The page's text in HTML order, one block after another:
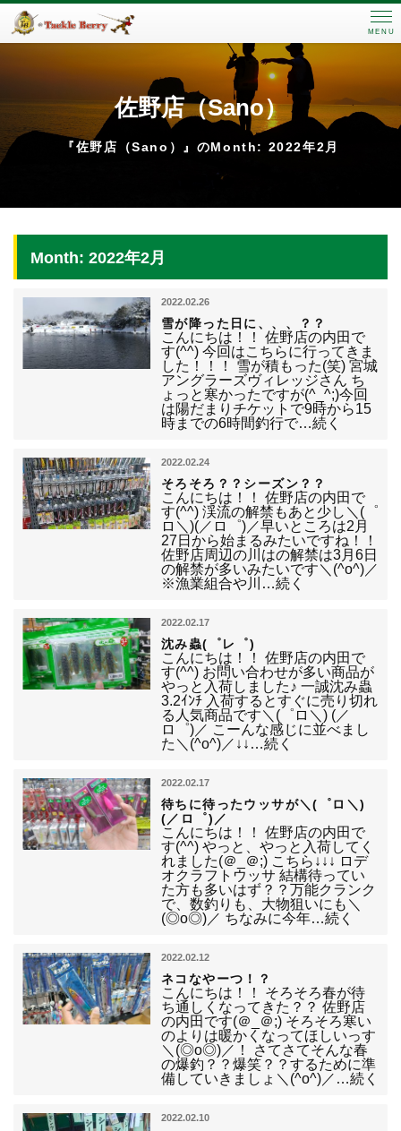
MENU
佐野店（Sano）
『佐野店（Sano）』のMonth: 2022年2月
Month: 2022年2月
2022.02.26
雪が降った日に、、、？？
こんにちは！！ 佐野店の内田で
す(^^) 今回はこちらに行ってきま
した！！！ 雪が積もった(笑) 宮城
アングラーズヴィレッジさん ち
ょっと寒かったですが(^_^;)今回
は陽だまりチケットで9時から15
時までの6時間釣行で…続く
2022.02.24
そろそろ？？シーズン？？
こんにちは！！ 佐野店の内田で
す(^^) 渓流の解禁もあと少し＼(゜
ロ＼)(／ロ゜)／早いところは2月
27日から始まるみたいですね！！
佐野店周辺の川はの解禁は3月6日
の解禁が多いみたいです＼(^o^)／
※漁業組合や川…続く
2022.02.17
沈み蟲(゜レ゜)
こんにちは！！ 佐野店の内田で
す(^^) お問い合わせが多い商品が
やっと入荷しました♪ 一誠沈み蟲
3.2ｲﾝﾁ 入荷するとすぐに売り切れ
る人気商品です＼(゜ロ＼) (／
ロ゜)／ こーんな感じに並べまし
た＼(^o^)／↓↓…続く
2022.02.17
待ちに待ったウッサが＼(゜ロ＼)
(／ロ゜)／
こんにちは！！ 佐野店の内田で
す(^^) やっと、やっと入荷してく
れました(＠_＠;) こちら↓↓↓ ロデ
オクラフトウッサ 結構待ってい
た方も多いはず？？万能クランク
で、数釣りも、大物狙いにも＼
(◎o◎)／ ちなみに今年…続く
2022.02.12
ネコなやーつ！？
こんにちは！！ そろそろ春が待
ち通しくなってきた？？ 佐野店
の内田です(＠_＠;) そろそろ寒い
のよりは暖かくなってほしいっす
＼(◎o◎)／！ さてさてそんな春
の爆釣？？爆笑？？するために準
備していきましょ＼(^o^)／…続く
2022.02.10